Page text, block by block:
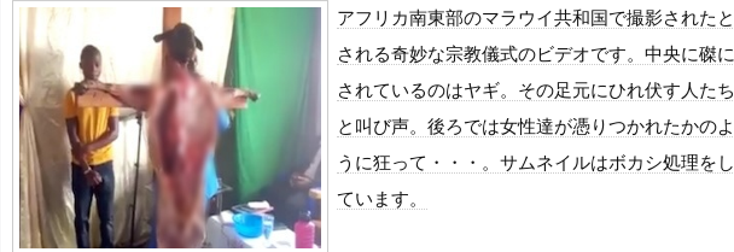
元子役の紫堂るいの競泳水着おっぱいポロリ具合がエロい
【ニュース】韓国メディア「幻となった女性天皇。日本皇族に韓半島の男の血が入る可能性が...
中国「大豪雨！」三峡ダム「基礎部分破損」中国「全力放流！」台風13号「中国上陸予測」...
職場の人妻と不倫をして、ついに、、、
韓国国会、サッカー前代表監督を追及「なぜ負けたのか」
日本旅行キャンセルすべきか…1万年ぶり史上最大級の火山の兆し＝韓国の反応
うちのネコが目の前にいた。私が上に物を投げるフリをする → 猫はこうなります…
【悲報】『鶏刺し』を食べた医師、全身麻痺へ
アフリカ南東部のマラウイ共和国で撮影されたと
される奇妙な宗教儀式のビデオです。中央に磔に
されているのはヤギ。その足元にひれ伏す人たち
と叫び声。後ろでは女性達が憑りつかれたかのよ
うに狂って・・・。サムネイルはボカシ処理をし
ています。